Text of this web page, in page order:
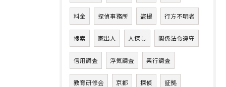
料金 探偵事務所 盗撮 行方不明者
捜索 家出人 人探し 関係法令遵守
信用調査 浮気調査 素行調査
教育研修会 京都 探偵 証拠